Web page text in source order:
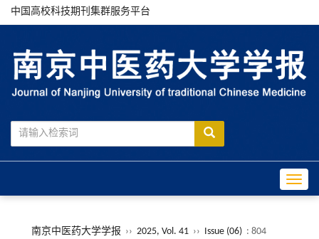
中国高校科技期刊集群服务平台
南京中医药大学学报 ›› 2025, Vol. 41 ›› Issue (06) : 804